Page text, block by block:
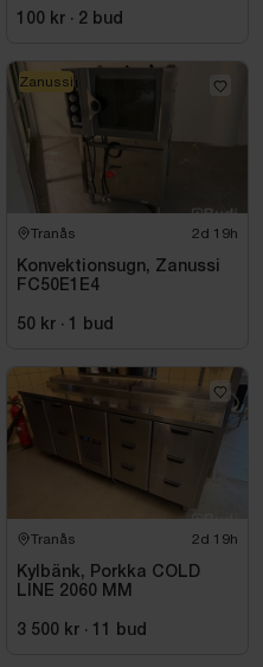
100 kr · 2 bud
Tranås 2d 19h
Konvektionsugn, Zanussi
FC50E1E4
50 kr · bud
Zanussi
Tranås 2d 19h
Kylbänk, Porkka COLD
LINE 2060 MM
3 500 kr · bud